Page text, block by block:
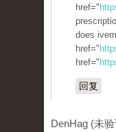
href="
does
href="
href="
回复
DenHag (未